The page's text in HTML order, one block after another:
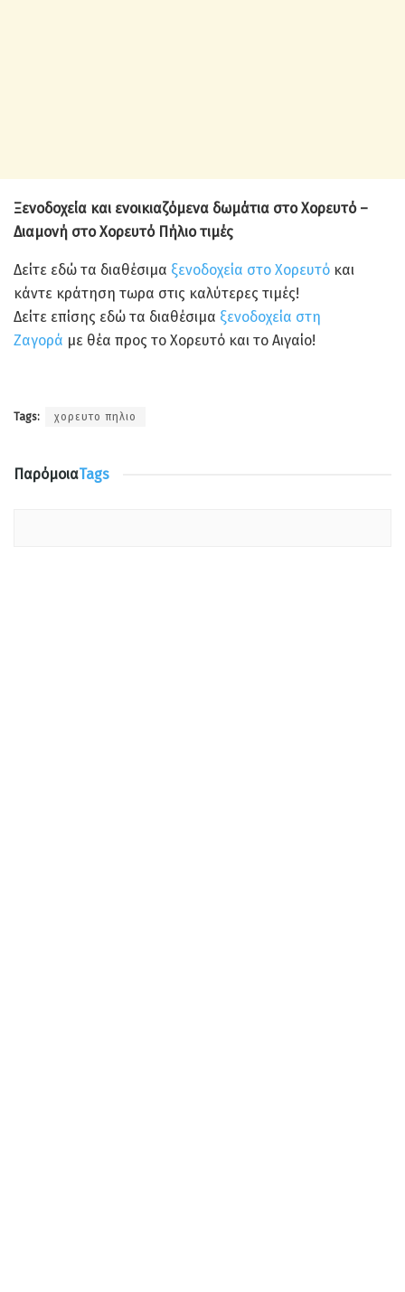
Ξενοδοχεία και ενοικιαζόμενα δωμάτια στο Χορευτό –
Διαμονή στο Χορευτό Πήλιο τιμές
Δείτε εδώ τα διαθέσιμα ξενοδοχεία στο Χορευτό και
κάντε κράτηση τωρα στις καλύτερες τιμές!
Δείτε επίσης εδώ τα διαθέσιμα ξενοδοχεία στη
Ζαγορά με θέα προς το Χορευτό και το Αιγαίο!
Tags: χορευτο πηλιο
ΠαρόμοιαTags